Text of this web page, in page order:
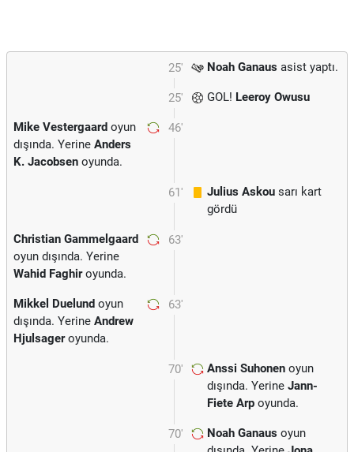
25' Noah Ganaus asist yaptı.
25' GOL! Leeroy Owusu
46'
Mike Vestergaard oyun
dışında. Yerine Anders
K. Jacobsen oyunda.
61' Julius Askou sarı kart
gördü
63'
Christian Gammelgaard
oyun dışında. Yerine
Wahid Faghiroyunda.
63'
Mikkel Duelund oyun
dışında. Yerine Andrew
Hjulsageroyunda.
70' Anssi Suhonen oyun
dışında. Yerine Jann-
Fiete Arp oyunda.
70' Noah Ganaus oyun